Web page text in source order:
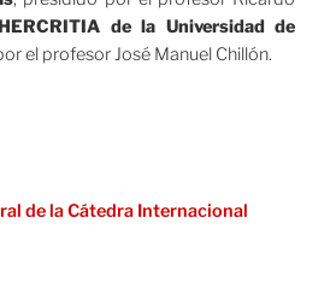
de la Universidad de
el profesor José Manuel Chillón.
de la Cátedra Internacional